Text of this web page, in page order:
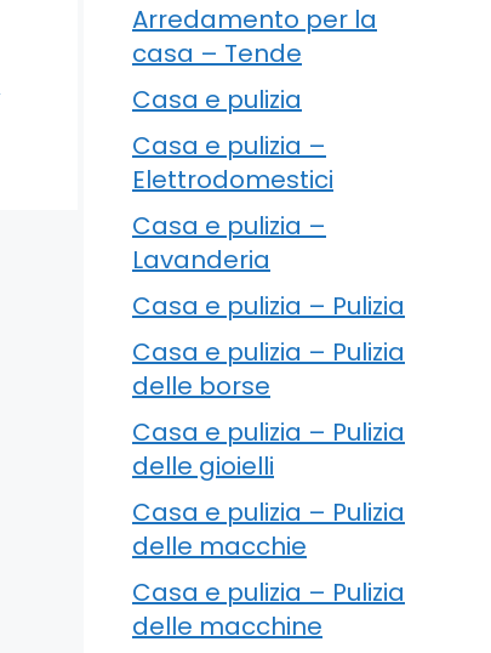
Arredamento per la
casa – Tende
Casa e pulizia
Casa e pulizia –
Elettrodomestici
Casa e pulizia –
Lavanderia
Casa e pulizia – Pulizia
Casa e pulizia – Pulizia
delle borse
Casa e pulizia – Pulizia
delle gioielli
Casa e pulizia – Pulizia
delle macchie
Casa e pulizia – Pulizia
delle macchine